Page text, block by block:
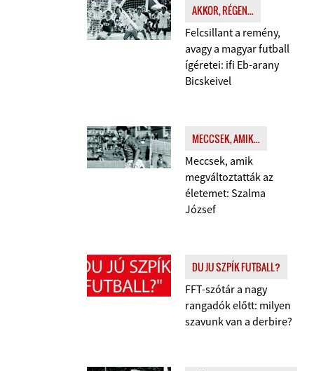
AKKOR, RÉGEN...
Felcsillant a remény,
avagy a magyar futball
ígéretei: ifi Eb-arany
Bicskeivel
MECCSEK, AMIK...
Meccsek, amik
megváltoztatták az
életemet: Szalma
József
DU JU SZPÍK FUTBALL?
FFT-szótár a nagy
rangadók előtt: milyen
szavunk van a derbire?